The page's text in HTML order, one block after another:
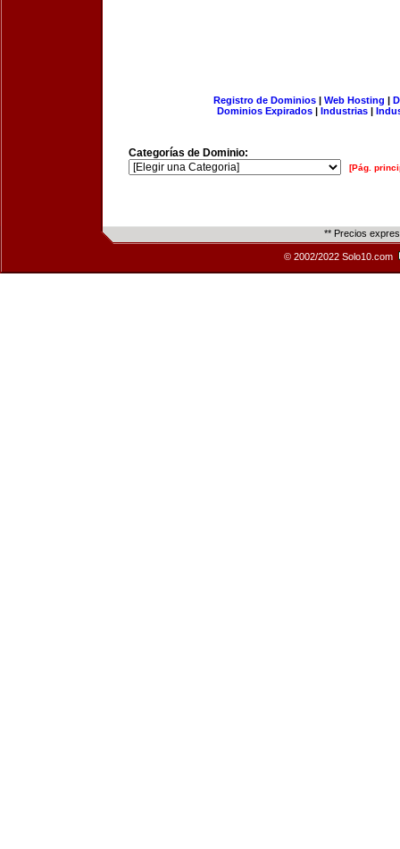
Registro de Dominios| Web Hosting |
Dominios Expirados | Industrias |
Categorías de Dominio:
[Pág.
** Precios
© 2002/2022 Solo10.com